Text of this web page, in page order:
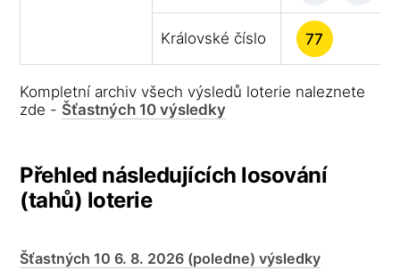
Královské číslo 77
Kompletní archiv všech výsledů loterie naleznete
zde - Šťastných 10 výsledky
Přehled následujících losování
(tahů) loterie
Šťastných 10 6. 8. 2026 (poledne) výsledky